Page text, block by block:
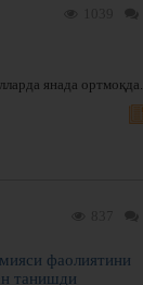
янада ортмоқда.
фаолиятини
танишди